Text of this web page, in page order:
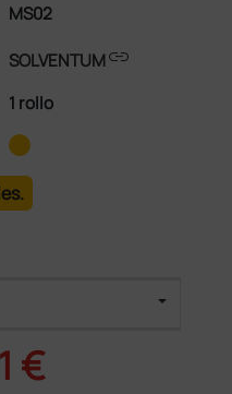
MS02
SOLVENTUMlink
1 rollo
€